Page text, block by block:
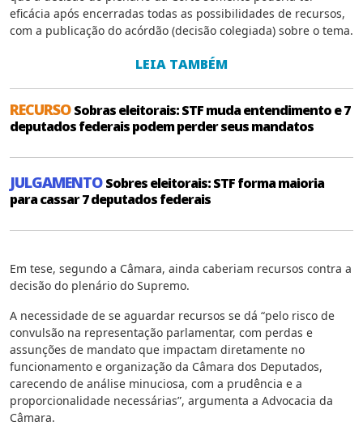
eficácia após encerradas todas as possibilidades de recursos,
com a publicação do acórdão (decisão colegiada) sobre o tema.
LEIA TAMBÉM
RECURSOSobras eleitorais: STF muda entendimento e 7
deputados federais podem perder seus mandatos
JULGAMENTOSobres eleitorais: STF forma maioria
para cassar 7 deputados federais
Em tese, segundo a Câmara, ainda caberiam recursos contra a
decisão do plenário do Supremo.
A necessidade de se aguardar recursos se dá “pelo risco de
convulsão na representação parlamentar, com perdas e
assunções de mandato que impactam diretamente no
funcionamento e organização da Câmara dos Deputados,
carecendo de análise minuciosa, com a prudência e a
proporcionalidade necessárias”, argumenta a Advocacia da
Câmara.